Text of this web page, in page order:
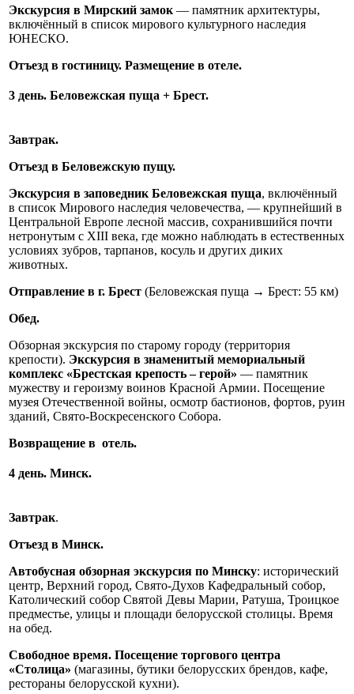
Экскурсия в Мирский замок — памятник архитектуры,
включённый в список мирового культурного наследия
ЮНЕСКО.
Отъезд в гостиницу. Размещение в отеле.
3 день. Беловежская пуща + Брест.
Завтрак.
Отъезд в Беловежскую пущу.
Экскурсия в заповедник Беловежская пуща, включённый
в список Мирового наследия человечества, — крупнейший в
Центральной Европе лесной массив, сохранившийся почти
нетронутым с XIII века, где можно наблюдать в естественных
условиях зубров, тарпанов, косуль и других диких
животных.
Отправление в г. Брест (Беловежская пуща → Брест: 55 км)
Обед.
Обзорная экскурсия по старому городу (территория
крепости). Экскурсия в знаменитый мемориальный
комплекс «Брестская крепость – герой» — памятник
мужеству и героизму воинов Красной Армии. Посещение
музея Отечественной войны, осмотр бастионов, фортов, руин
зданий, Свято-Воскресенского Собора.
Возвращение в отель.
4 день. Минск.
Завтрак.
Отъезд в Минск.
Автобусная обзорная экскурсия по Минску: исторический
центр, Верхний город, Свято-Духов Кафедральный собор,
Католический собор Святой Девы Марии, Ратуша, Троицкое
предместье, улицы и площади белорусской столицы. Время
на обед.
Свободное время. Посещение торгового центра
«Столица» (магазины, бутики белорусских брендов, кафе,
рестораны белорусской кухни).